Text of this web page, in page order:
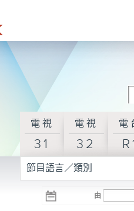
電視
31
電視
32
電
節目語言／類別
由